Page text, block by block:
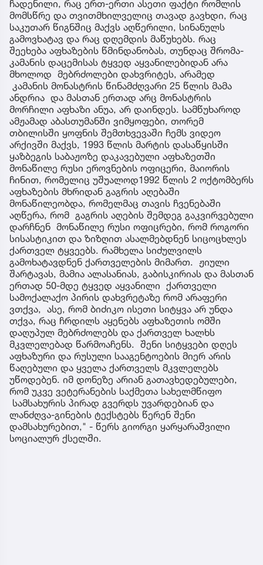
ჩადენილი, რაც ერთ-ერთი ასეთი ფაქტი რომლის
მომსწრე და თვითმხილველიც თავად გავხდი, რაც
საკუთარ წიგნშიც მაქვს აღწერილი, სინანულს
გამოვხატავ და რაც დღემდის მაწუხებს. რაც
შეეხება აფხაზების წმინდანობას, თუნდაც შრომა-
კამანის დაცემისას ტყვედ აყვანილებიდან არა
მხოლოდ მებრძოლები დახვრიტეს, არამედ
კამანის მონასტრის წინამძღვარი 25 წლის მამა
ანდრია და მასთან ერთად არც მონასტრის
მორჩილი აფხაზი ანუა, არ დაინდეს. სამწუხაროდ
ამჟამად აბასთუმანში ვიმყოფები, თორემ
თბილისში ყოფნის შემთხვევაში ჩემს ვიდეო
არქივში მაქვს, 1993 წლის მარტის დასაწყისში
ყაზბეგის საბაჟოზე დაკავებული აფხაზეთში
მონაწილე რუსი ეროვნების ოფიცერი, მაიორის
ჩინით, რომელიც უშუალოდ1992 წლის 2 ოქტომბერს
აფხაზების მხრიდან გაგრის აღებაში
მონაწილეობდა, რომელმაც თავის ჩვენებაში
აღწერა, რომ გაგრის აღების შემდეგ გაკვირვებული
დარჩნენ მონაწილე რუსი ოფიცრები, რომ როგორი
სისასტიკით და ზიზღით ასალმებდნენ სიცოცხლეს
ქართველ ტყვეებს. რამხელა სიძულვილს
გამოხატავდნენ ქართველების მიმართ. ჟიული
შარტავას, მამია ალასანიას, გაბისკირიას და მასთან
ერთად 50-მდე ტყვედ აყვანილი ქართველი
სამოქალაქო პირის დახვრეტაზე რომ არაფერი
ვთქვა, ასე, რომ ბიძიკო ისეთი სიტყვა არ უნდა
თქვა, რაც ჩრდილს აყენებს აფხაზეთის ომში
დაღუპულ მებრძოლებს და ქართველ ხალხს
მკვლელებად წარმოაჩენს. შენი სიტყვები დღეს
აფხაზური და რუსული სააგენტოების მიერ არის
წაღებული და ყველა ქართველს მკვლელებს
უწოდებენ. იმ დონეზე არიან გათავხედებულები,
რომ უკვე ვეტერანების საქმეთა სახელმწიფო
სამსახურის პირად გვერდს უვარდებიან და
ლანძღვა-გინების ტექსტებს წერენ შენი
დამსახურებით," - წერს გიორგი ყარყარაშვილი
სოციალურ ქსელში.